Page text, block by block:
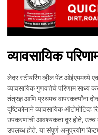
व्यावसायिक
लेदर स्टीयरिंग व्हील पेंट ओईएममध्ये
व्यावसायिक गुणवत्तेचे परिणाम साध्य
तंत्रज्ञ आणि प्रथमच वापरकर्त्यांना
दृष्टिकोनाने व्यावसायिक
उपकरणांची आवश्यकता दूर होते, उच्च
उपलब्ध होते. या संपूर्ण अनुप्रयोग